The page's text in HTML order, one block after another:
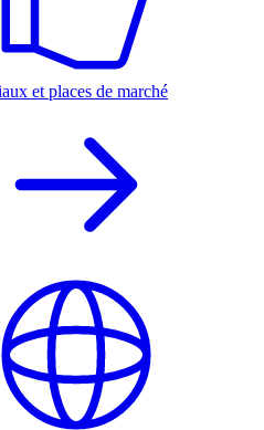
et places de marché